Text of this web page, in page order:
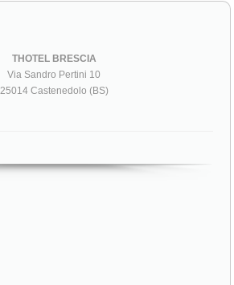
THOTEL BRESCIA
Via Sandro Pertini 10
25014 Castenedolo (BS)